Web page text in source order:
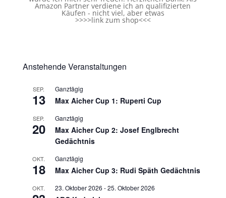
Amazon Partner verdiene ich an qualifizierten
Käufen - nicht viel, aber etwas
>>>>link zum shop<<<
Anstehende Veranstaltungen
SEP.
13
Ganztägig
Max Aicher Cup 1: Ruperti Cup
SEP.
20
Ganztägig
Max Aicher Cup 2: Josef Englbrecht
Gedächtnis
OKT.
18
Ganztägig
Max Aicher Cup 3: Rudi Späth Gedächtnis
OKT. 23. Oktober 2026 -25. Oktober 2026